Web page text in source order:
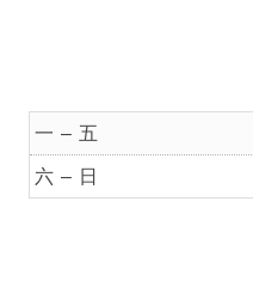
一 – 五
六 – 日